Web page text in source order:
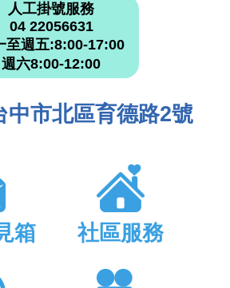
人工掛號服務
04 22056631
至週五:8:00-17:00
週六8:00-12:00
中市北區育德路2號
箱 社區服務